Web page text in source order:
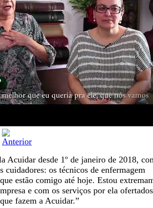
Acuidar desde 1º de janeiro de 2018,
cuidadores: os técnicos de enfermagem
estão comigo até hoje. Estou
e com os serviços por ela
fazem a Acuidar.”